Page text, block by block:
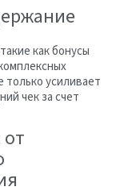
как бонусы
только усиливает
чек за счет